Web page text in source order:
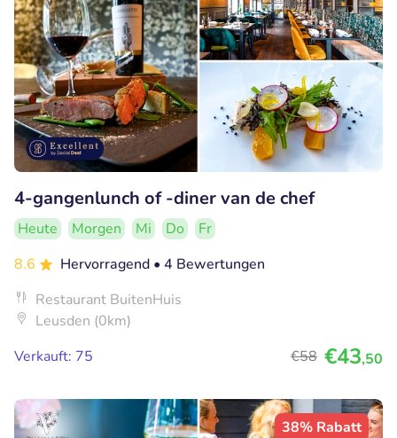
4-gangenlunch of -diner van de chef
Heute Morgen Mi Do
Fr
8.6
Hervorragend • 4 Bewertungen
Restaurant BuitenHuis
Leusden (0km)
Verkauft: 75
€58 €43,50
38% Rabatt